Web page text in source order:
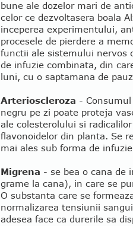
bune ale dozelor mari de
celor ce dezvoltasera boala
inceperea experimentului,
procesele de pierdere a
functii ale sistemului nervos
de infuzie combinata, din
luni, cu o saptamana de
Arterioscleroza -
negru pe zi poate proteja
ale colesterolului si
flavonoidelor din planta. Se
mai ales sub forma de
Migrena - se bea o cana de
grame la cana), in care se
O substanta care se
normalizarea tensiunii
adesea face ca durerile sa